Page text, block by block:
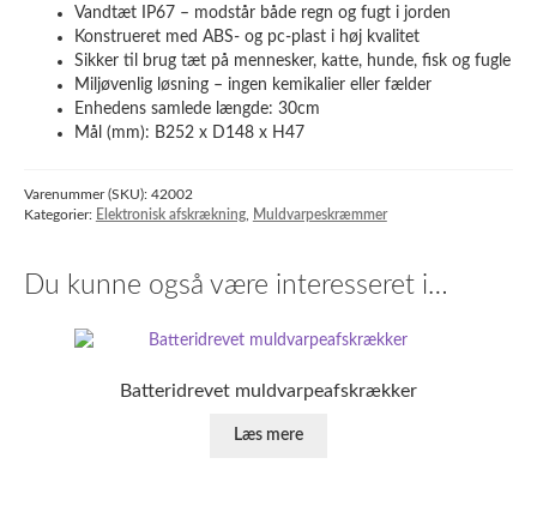
Vandtæt IP67 – modstår både regn og fugt i jorden
Konstrueret med ABS- og pc-plast i høj kvalitet
Sikker til brug tæt på mennesker, katte, hunde, fisk og fugle
Miljøvenlig løsning – ingen kemikalier eller fælder
Enhedens samlede længde: 30cm
Mål (mm): B252 x D148 x H47
Varenummer (SKU): 42002
Kategorier: Elektronisk afskrækning, Muldvarpeskræmmer
Du kunne også være interesseret i…
Batteridrevet muldvarpeafskrækker
Læs mere